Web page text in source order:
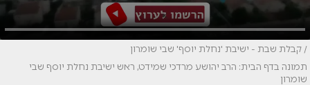
/ קבלת שבת - ישיבת 'נחלת יוסף' שבי שומרון
תמונה בדף הבית: הרב יהושע מרדכי שמידט, ראש ישיבת נחלת יוסף שבי
שומרון